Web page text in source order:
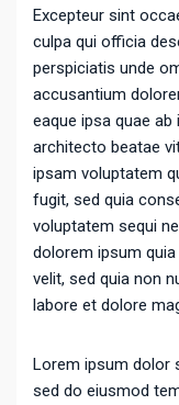
Excepteur sint
culpa qui officia
perspiciatis unde
accusantium
eaque ipsa quae
architecto beatae
ipsam voluptatem
fugit, sed quia
voluptatem sequi
dolorem ipsum
velit, sed quia non
labore et dolore
Lorem ipsum dolor
sed do eiusmod